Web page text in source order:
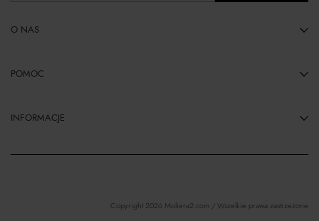
O NAS
POMOC
INFORMACJE
Copyright 2026 Moliera2.com / Wszelkie prawa zastrzeżone